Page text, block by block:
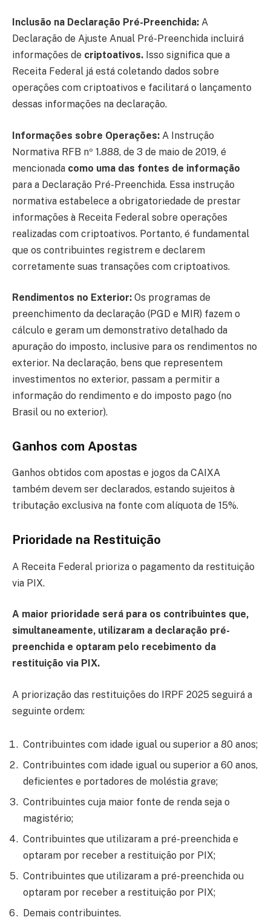
Inclusão na Declaração Pré-Preenchida: A
Declaração de Ajuste Anual Pré-Preenchida incluirá
informações de criptoativos. Isso significa que a
Receita Federal já está coletando dados sobre
operações com criptoativos e facilitará o lançamento
dessas informações na declaração.
Informações sobre Operações: A Instrução
Normativa RFB nº 1.888, de 3 de maio de 2019, é
mencionada como uma das fontes de informação
para a Declaração Pré-Preenchida. Essa instrução
normativa estabelece a obrigatoriedade de prestar
informações à Receita Federal sobre operações
realizadas com criptoativos. Portanto, é fundamental
que os contribuintes registrem e declarem
corretamente suas transações com criptoativos.
Rendimentos no Exterior: Os programas de
preenchimento da declaração (PGD e MIR) fazem o
cálculo e geram um demonstrativo detalhado da
apuração do imposto, inclusive para os rendimentos no
exterior. Na declaração, bens que representem
investimentos no exterior, passam a permitir a
informação do rendimento e do imposto pago (no
Brasil ou no exterior).
Ganhos com Apostas
Ganhos obtidos com apostas e jogos da CAIXA
também devem ser declarados, estando sujeitos à
tributação exclusiva na fonte com alíquota de 15%.
Prioridade na Restituição
A Receita Federal prioriza o pagamento da restituição
via PIX.
A maior prioridade será para os contribuintes que,
simultaneamente, utilizaram a declaração pré-
preenchida e optaram pelo recebimento da
restituição via PIX.
A priorização das restituições do IRPF 2025 seguirá a
seguinte ordem:
Contribuintes com idade igual ou superior a 80 anos;
Contribuintes com idade igual ou superior a 60 anos,
deficientes e portadores de moléstia grave;
Contribuintes cuja maior fonte de renda seja o
magistério;
Contribuintes que utilizaram a pré-preenchida e
optaram por receber a restituição por PIX;
Contribuintes que utilizaram a pré-preenchida ou
optaram por receber a restituição por PIX;
Demais contribuintes.